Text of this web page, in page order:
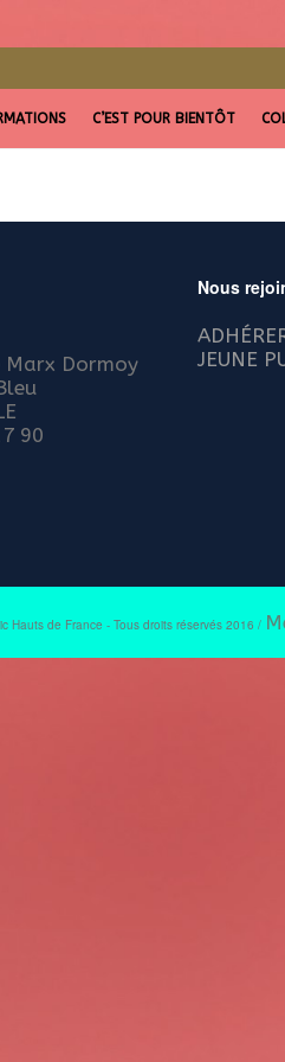
C’EST POUR BIENTÔT
Marx Dormoy
90
Nous
JEUNE
Hauts de France - Tous droits réservés 2016 /